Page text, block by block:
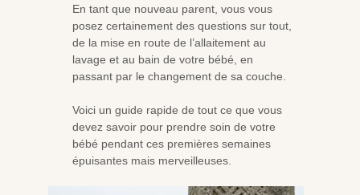
En tant que nouveau parent, vous vous
posez certainement des questions sur tout,
de la mise en route de l’allaitement au
lavage et au bain de votre bébé, en
passant par le changement de sa couche.
Voici un guide rapide de tout ce que vous
devez savoir pour prendre soin de votre
bébé pendant ces premières semaines
épuisantes mais merveilleuses.